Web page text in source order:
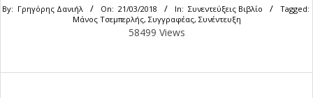
By: Γρηγόρης Δανιήλ On: 21/03/2018 In: Συνεντεύξεις Βιβλίο
Tagged:
Μάνος Τσεμπερλής, Συγγραφέας, Συνέντευξη
58499 Views